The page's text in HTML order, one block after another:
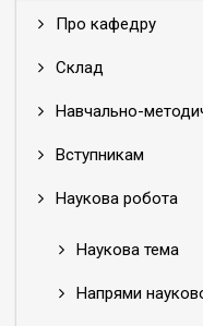
Про кафедру
Склад
Навчально-
Вступникам
Наукова робота
Наукова тема
Напрями